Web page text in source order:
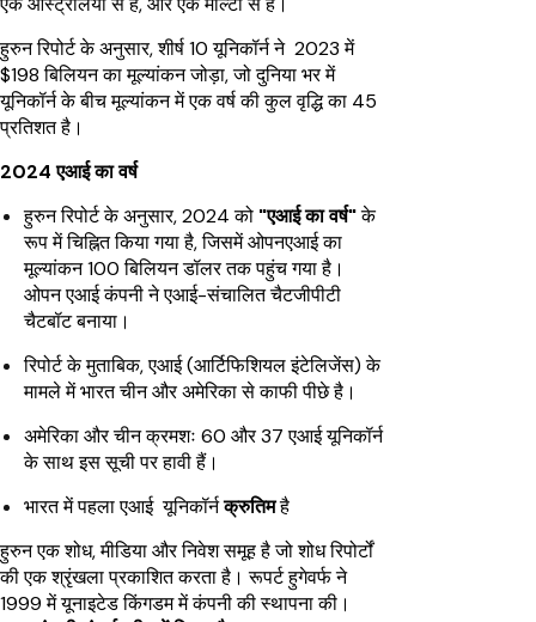
हुरुन रिपोर्ट के अनुसार, शीर्ष 10 यूनिकॉर्न ने 2023 में
$198 बिलियन का मूल्यांकन जोड़ा, जो दुनिया भर में
यूनिकॉर्न के बीच मूल्यांकन में एक वर्ष की कुल वृद्धि का 45
प्रतिशत है।
2024 एआई का वर्ष
हुरुन रिपोर्ट के अनुसार, 2024 को "एआई का वर्ष"के
रूप में चिह्नित किया गया है, जिसमें ओपनएआई का
मूल्यांकन 100 बिलियन डॉलर तक पहुंच गया है।
ओपन एआई कंपनी ने एआई-संचालित चैटजीपीटी
चैटबॉट बनाया।
रिपोर्ट के मुताबिक, एआई (आर्टिफिशियल इंटेलिजेंस) के
मामले में भारत चीन और अमेरिका से काफी पीछे है।
अमेरिका और चीन क्रमशः 60 और 37 एआई यूनिकॉर्न
के साथ इस सूची पर हावी हैं।
भारत में पहला एआई यूनिकॉर्नक्रुतिमहै
हुरुन एक शोध, मीडिया और निवेश समूह है जो शोध रिपोर्टों
की एक श्रृंखला प्रकाशित करता है। रूपर्ट हुगेवर्फ ने
1999 में यूनाइटेड किंगडम में कंपनी की स्थापना की।